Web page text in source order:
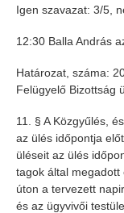
Igen szavazat: 3/5,
12:30 Balla András
Határozat, száma:
Felügyelő Bizottság
11. § A Közgyűlés,
az ülés időpontja
üléseit az ülés
tagok által
úton a tervezett
és az ügyvivői